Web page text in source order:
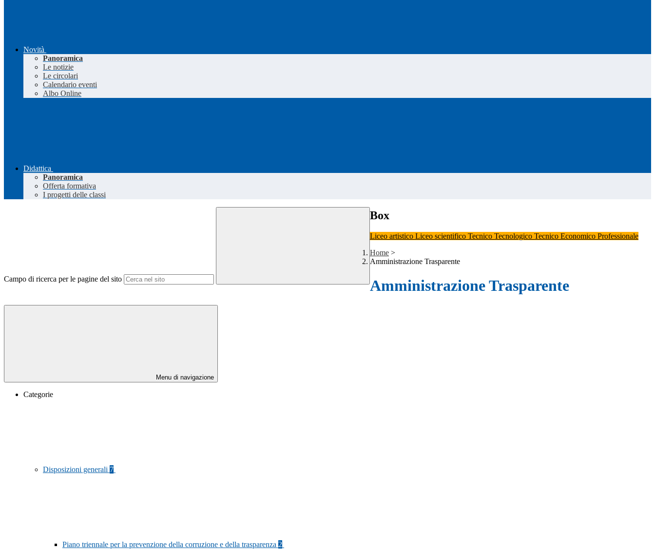
Novità
Panoramica
Le notizie
Le circolari
Calendario eventi
Albo Online
Didattica
Panoramica
Offerta formativa
I progetti delle classi
Campo di ricerca per le pagine del sito
Box
Liceo artistico Liceo scientifico Tecnico Tecnologico Tecnico Economico Professionale
Home >
Amministrazione Trasparente
Amministrazione Trasparente
Menu di navigazione
Categorie
Disposizioni generali 7
Piano triennale per la prevenzione della corruzione e della trasparenza 2